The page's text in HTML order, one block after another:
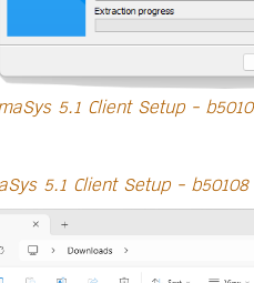
5.1 Client Setup -
5.1 Client Setup - b50108